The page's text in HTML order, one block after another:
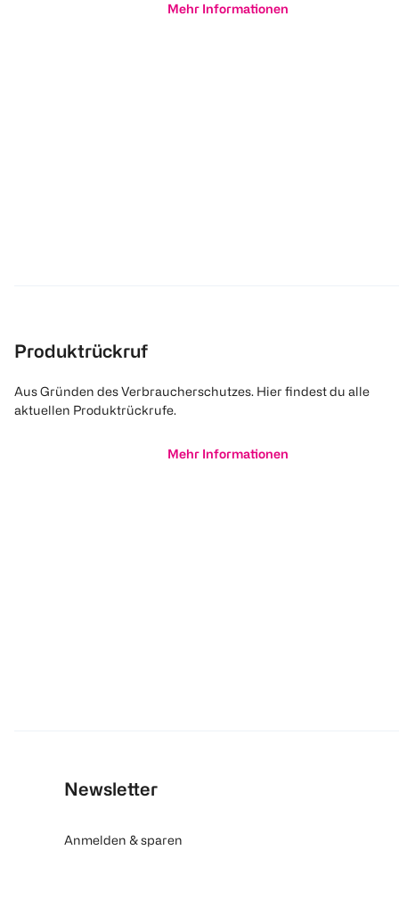
Mehr Informationen
Produktrückruf
Aus Gründen des Verbraucherschutzes. Hier findest du alle
aktuellen Produktrückrufe.
Mehr Informationen
Newsletter
Anmelden & sparen